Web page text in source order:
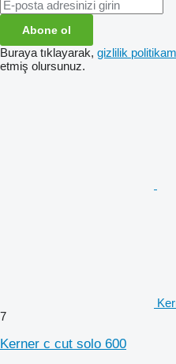
Abone ol
Buraya tıklayarak, gizlilik
etmiş olursunuz.
7
Kerner c cut solo 600